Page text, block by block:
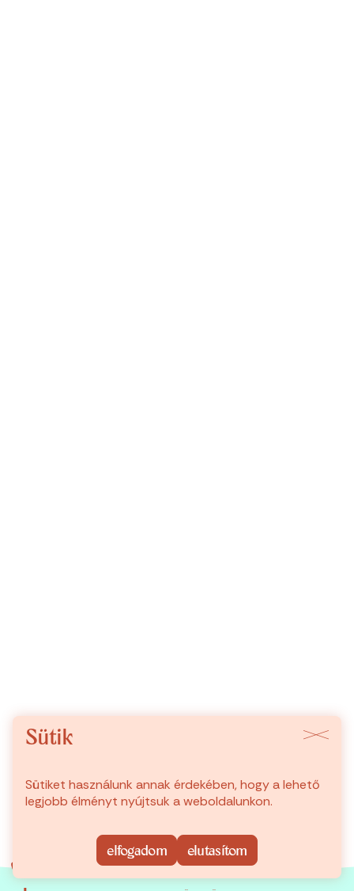
Sütik
Sütiket használunk annak érdekében, hogy a lehető
legjobb élményt nyújtsuk a weboldalunkon.
elfogadom elutasítom